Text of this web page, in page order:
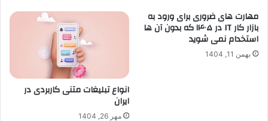
مهارت های ضروری برای ورود به
بازار کار IT در ۱۴۰۵ که بدون آن ها
استخدام نمی شوید
بهمن 11, 1404
انواع تبلیغات متنی کاربردی در
ایران
مهر 26, 1404